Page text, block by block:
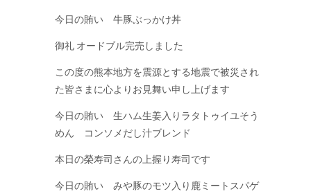
今日の賄い 牛豚ぶっかけ丼
御礼 オードブル完売しました
この度の熊本地方を震源とする地震で被災され
た皆さまに心よりお見舞い申し上げます
今日の賄い 生ハム生姜入りラタトゥイユそう
めん コンソメだし汁ブレンド
本日の榮寿司さんの上握り寿司です
今日の賄い みや豚のモツ入り鹿ミートスパゲ